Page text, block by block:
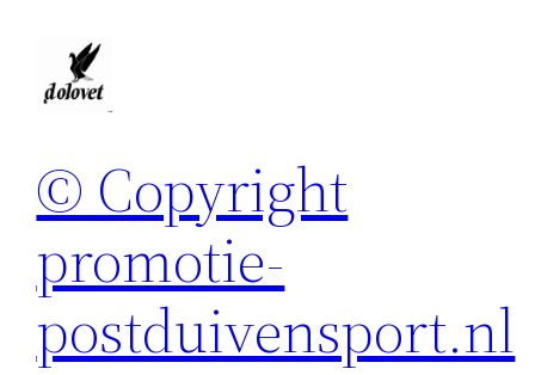
© Copyright
promotie-
postduivensport.nl